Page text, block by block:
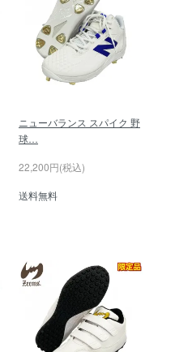
ニューバランス スパイク 野
球…
22,200円(税込)
送料無料